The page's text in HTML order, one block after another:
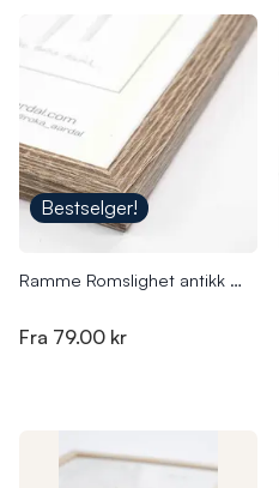
Bestselger!
Ramme Romslighet antikk eik
Fra 79.00 kr